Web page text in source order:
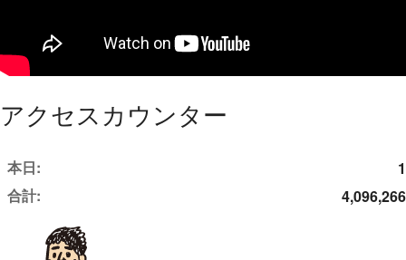
アクセスカウンター
本日:
1
合計:
4,096,266